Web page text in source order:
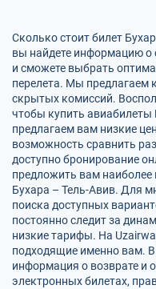
Сколько стоит билет
вы найдете информацию о
и сможете выбрать
перелета. Мы предлагаем
скрытых комиссий.
чтобы купить
предлагаем вам низкие
возможность сравнить
доступно бронирование
предложить вам
Бухара – Тель-Авив. Для
поиска доступных
постоянно следит за
низкие тарифы. На
подходящие именно вам.
информация о возврате и
электронных билетах,